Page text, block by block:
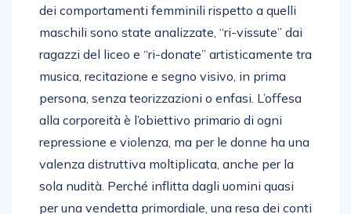
dei comportamenti femminili rispetto a quelli
maschili sono state analizzate, “ri-vissute” dai
ragazzi del liceo e “ri-donate” artisticamente tra
musica, recitazione e segno visivo, in prima
persona, senza teorizzazioni o enfasi. L’offesa
alla corporeità è l’obiettivo primario di ogni
repressione e violenza, ma per le donne ha una
valenza distruttiva moltiplicata, anche per la
sola nudità. Perché inflitta dagli uomini quasi
per una vendetta primordiale, una resa dei conti